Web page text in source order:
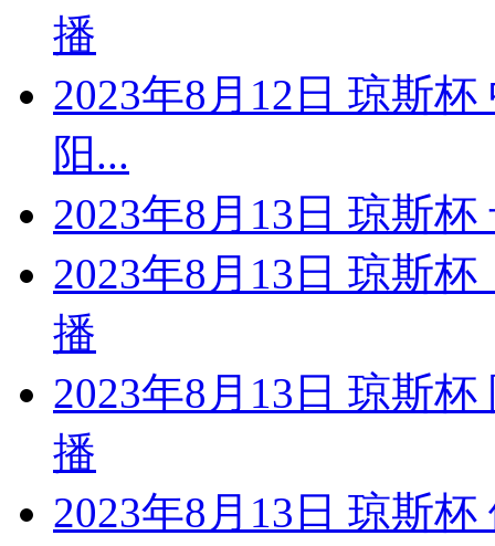
播
2023年8月12日 琼斯
阳...
2023年8月13日 琼斯
2023年8月13日 琼斯
播
2023年8月13日 琼斯
播
2023年8月13日 琼斯